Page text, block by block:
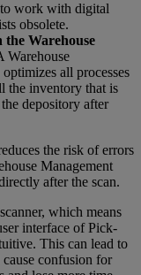
work with digital
obsolete.
Warehouse
Warehouse
all processes
the inventory that is
depository after
the risk of errors
Management
after the scan.
which means
interface of Pick-
This can lead to
confusion for